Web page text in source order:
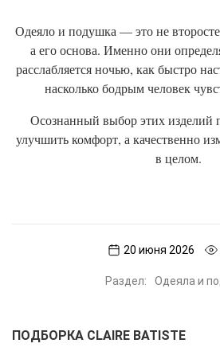
Одеяло и подушка — это не
а его основа. Именно они
расслабляется ночью, как быстро
насколько бодрым человек
Осознанный выбор этих изделий
улучшить комфорт, а качественно
в целом.
20 июня 2026
Раздел: Одеяла и
ПОДБОРКА CLAIRE BATISTE